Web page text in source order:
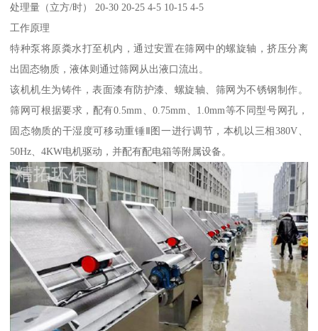
处理量（立方/时） 20-30 20-25 4-5 10-15 4-5
工作原理
特种泵将原粪水打至机内，通过安置在筛网中的螺旋轴，挤压分离
出固态物质，液体则通过筛网从出液口流出。
该机机生为铸件，表面漆有防护漆、螺旋轴、筛网为不锈钢制作。
筛网可根据要求，配有0.5mm、0.75mm、1.0mm等不同型号网孔，
固态物质的干湿度可移动重锤Ⅱ图一进行调节，本机以三相380V、
50Hz、4KW电机驱动，并配有配电箱等附属设备。